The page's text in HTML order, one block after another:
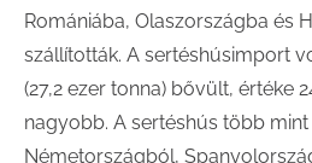
Romániába, Olaszországba és
szállították. A sertéshúsimport
(27,2 ezer tonna) bővült, értéke
nagyobb. A sertéshús több
Németországból,